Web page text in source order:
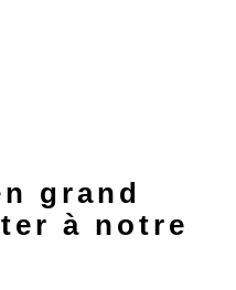
grand
à notre